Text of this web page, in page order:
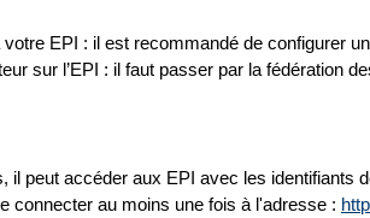
EPI : il est recommandé de configurer
sur l’EPI : il faut passer par la fédération
il peut accéder aux EPI avec les identifiants
connecter au moins une fois à l'adresse :